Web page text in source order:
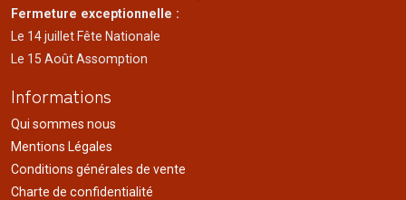
Fermeture exceptionnelle :
Le 14 juillet Fête Nationale
Le 15 Août Assomption
Informations
Qui sommes nous
Mentions Légales
Conditions générales de vente
Charte de confidentialité